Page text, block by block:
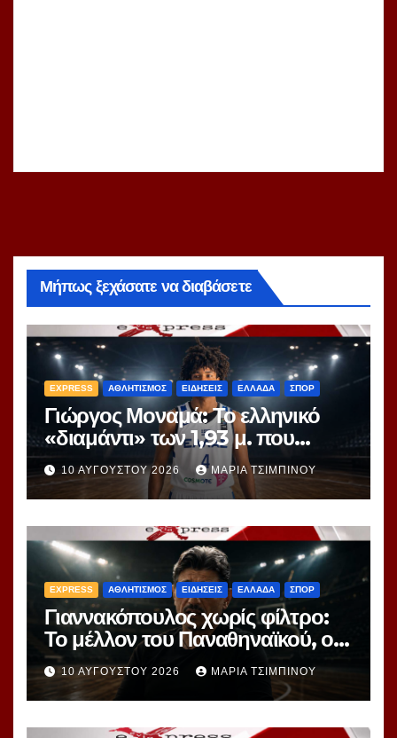
Μήπως ξεχάσατε να διαβάσετε
EXPRESS ΑΘΛΗΤΙΣΜΟΣ ΕΙΔΗΣΕΙΣ ΕΛΛΑΔΑ ΣΠΟΡ
Γιώργος Μοναμά: Το ελληνικό
«διαμάντι» των 1,93 μ. που
ξεχωρίζει στο EuroBasket U16
10 ΑΥΓΟΎΣΤΟΥ 2026 ΜΑΡΊΑ ΤΣΙΜΠΙΝΟΎ
EXPRESS ΑΘΛΗΤΙΣΜΟΣ ΕΙΔΗΣΕΙΣ ΕΛΛΑΔΑ ΣΠΟΡ
Γιαννακόπουλος χωρίς φίλτρο:
Το μέλλον του Παναθηναϊκού, ο
Ομπράντοβιτς, ο Γιόκιτς και η
παραδοχή για Μποντιρόγκα
10 ΑΥΓΟΎΣΤΟΥ 2026 ΜΑΡΊΑ ΤΣΙΜΠΙΝΟΎ